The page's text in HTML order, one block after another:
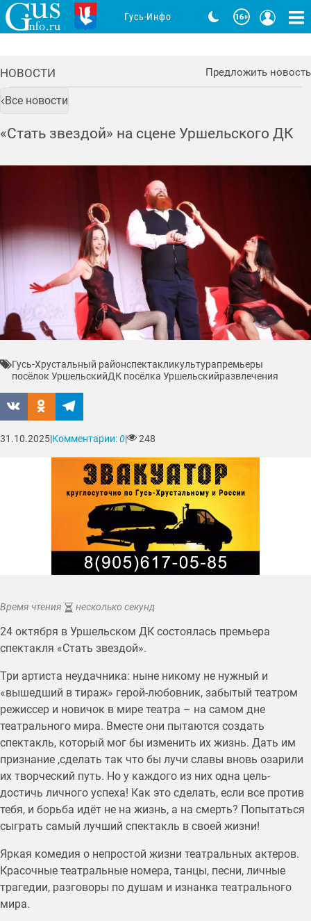
НОВОСТИ Предложить новость
Все новости
«Стать звездой» на сцене Уршельского ДК
Время чтения несколько секунд
24 октября в Уршельском ДК состоялась премьера
спектакля «Стать звездой».
Три артиста неудачника: ныне никому не нужный и
«вышедший в тираж» герой-любовник, забытый театром
режиссер и новичок в мире театра – на самом дне
театрального мира. Вместе они пытаются создать
спектакль, который мог бы изменить их жизнь. Дать им
признание ,сделать так что бы лучи славы вновь озарили
их творческий путь. Но у каждого из них одна цель-
достичь личного успеха! Как это сделать, если все против
тебя, и борьба идёт не на жизнь, а на смерть? Попытаться
сыграть самый лучший спектакль в своей жизни!
Яркая комедия о непростой жизни театральных актеров.
Красочные театральные номера, танцы, песни, личные
трагедии, разговоры по душам и изнанка театрального
мира.
Гусь-Хрустальный районспектакликультурапремьеры
посёлок УршельскийДК посёлка Уршельскийразвлечения
31.10.2025|Комментарии:0| 248
Гусь-Инфо